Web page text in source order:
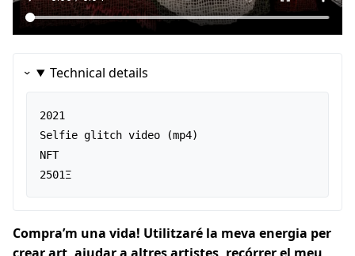
Technical details
2021
Selfie glitch video (mp4)
NFT
2501Ξ
Compra’m una vida! Utilitzaré la meva energia per